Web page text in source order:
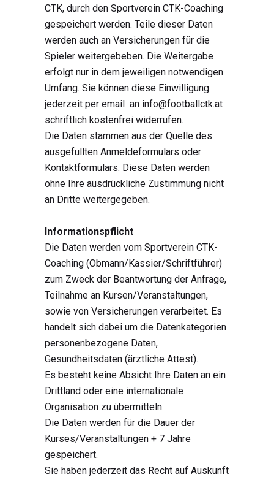
CTK, durch den Sportverein CTK-Coaching
gespeichert werden. Teile dieser Daten
werden auch an Versicherungen für die
Spieler weitergebeben. Die Weitergabe
erfolgt nur in dem jeweiligen notwendigen
Umfang. Sie können diese Einwilligung
jederzeit per email an info@footballctk.at
schriftlich kostenfrei widerrufen.
Die Daten stammen aus der Quelle des
ausgefüllten Anmeldeformulars oder
Kontaktformulars. Diese Daten werden
ohne Ihre ausdrückliche Zustimmung nicht
an Dritte weitergegeben.
Informationspflicht
Die Daten werden vom Sportverein CTK-
Coaching (Obmann/Kassier/Schriftführer)
zum Zweck der Beantwortung der Anfrage,
Teilnahme an Kursen/Veranstaltungen,
sowie von Versicherungen verarbeitet. Es
handelt sich dabei um die Datenkategorien
personenbezogene Daten,
Gesundheitsdaten (ärztliche Attest).
Es besteht keine Absicht Ihre Daten an ein
Drittland oder eine internationale
Organisation zu übermitteln.
Die Daten werden für die Dauer der
Kurses/Veranstaltungen + 7 Jahre
gespeichert.
Sie haben jederzeit das Recht auf Auskunft